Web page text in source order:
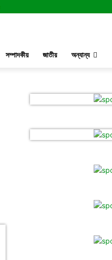
সম্পাদকীয় জাতীয় অন্যান্য